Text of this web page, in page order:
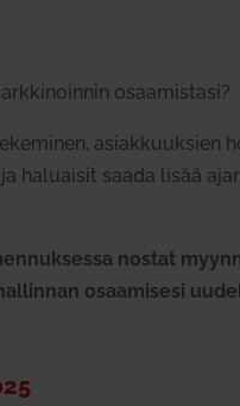
osaa­mistasi?
asiak­kuuksien
haluaisit saada lisää
nostat
osaa­misesi